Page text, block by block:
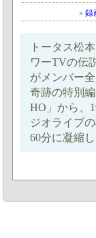
» 録
トータス松
ワーTVの伝
がメンバー
奇跡の特別
HO」から、
ジオライブ
60分に凝縮